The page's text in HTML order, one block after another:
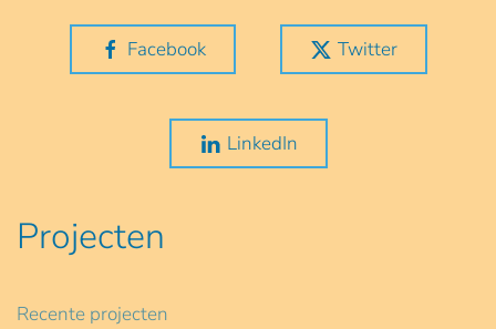
Facebook Twitter
LinkedIn
Projecten
Recente projecten